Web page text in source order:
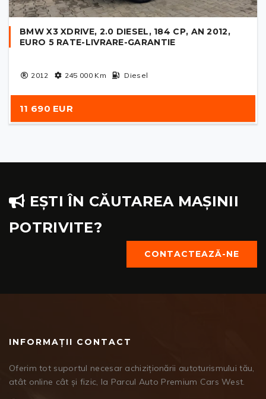
BMW X3 XDRIVE, 2.0 DIESEL, 184 CP, AN 2012,
EURO 5 RATE-LIVRARE-GARANTIE
2012 245 000Km Diesel
11 690 EUR
EȘTI ÎN CĂUTAREA MAȘINII
POTRIVITE?
CONTACTEAZĂ-NE
INFORMAȚII CONTACT
Oferim tot suportul necesar achiziționării autoturismului tău,
atât online cât și fizic, la Parcul Auto Premium Cars West.